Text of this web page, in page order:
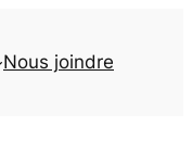
Nous joindre